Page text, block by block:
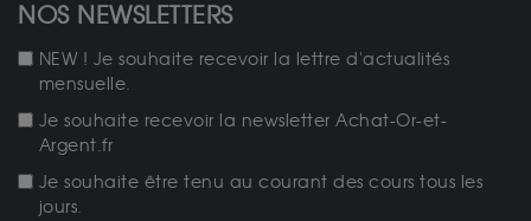
NOS NEWSLETTERS
NEW ! Je souhaite recevoir la lettre d'actualités
mensuelle.
Je souhaite recevoir la newsletter Achat-Or-et-
Argent.fr
Je souhaite être tenu au courant des cours tous les
jours.